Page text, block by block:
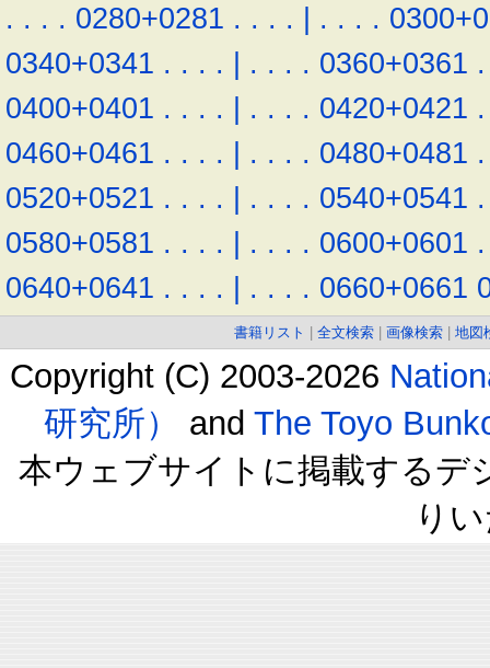
. . . . 0280+0281 . . . . | . . . .
0340+0341 . . . . | . . . . 0360+0361 .
0400+0401 . . . . | . . . . 0420+0421 .
0460+0461 . . . . | . . . . 0480+0481 .
0520+0521 . . . . | . . . . 0540+0541 .
0580+0581 . . . . | . . . . 0600+0601 .
0640+0641 . . . . | . . . . 0660+0661
書籍リスト 全文検索 画像検索 地図
Copyright (C) 2003-2026
研究所）
and The Toyo
本ウェブサイトに掲載するデ
り